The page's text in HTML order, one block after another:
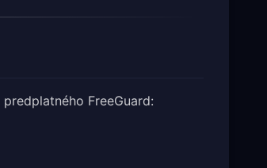
FreeGuard: